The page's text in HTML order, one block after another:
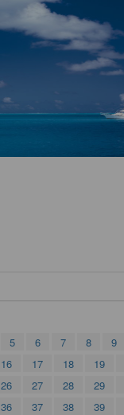
5 6 7 8 9
16 17 18 19
26 27 28 29
36 37 38 39